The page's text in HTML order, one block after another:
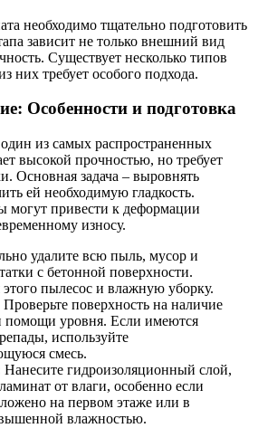
необходимо тщательно подготовить
зависит не только внешний вид
Существует несколько типов
них требует особого подхода.
Особенности и подготовка
из самых распространенных
высокой прочностью, но требует
Основная задача – выровнять
ей необходимую гладкость.
могут привести к деформации
износу.
удалите всю пыль, мусор и
с бетонной поверхности.
этого пылесос и влажную уборку.
Проверьте поверхность на наличие
помощи уровня. Если имеются
используйте
смесь.
Нанесите гидроизоляционный слой,
от влаги, особенно если
на первом этаже или в
влажностью.